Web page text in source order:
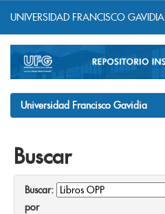
navigation
UNIVERSIDAD FRANCISCO GAVIDIA
Universidad Francisco Gavidia
Buscar
Buscar:
por